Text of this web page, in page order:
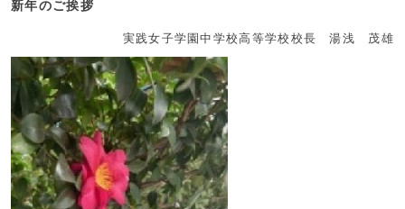
新年のご挨拶
実践女子学園中学校高等学校校長 湯浅 茂雄